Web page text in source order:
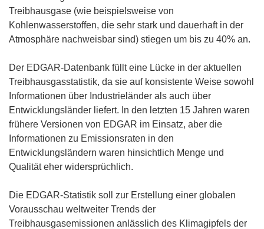
Treibhausgase (wie beispielsweise von
Kohlenwasserstoffen, die sehr stark und dauerhaft in der
Atmosphäre nachweisbar sind) stiegen um bis zu 40% an.
Der EDGAR-Datenbank füllt eine Lücke in der aktuellen
Treibhausgasstatistik, da sie auf konsistente Weise sowohl
Informationen über Industrieländer als auch über
Entwicklungsländer liefert. In den letzten 15 Jahren waren
frühere Versionen von EDGAR im Einsatz, aber die
Informationen zu Emissionsraten in den
Entwicklungsländern waren hinsichtlich Menge und
Qualität eher widersprüchlich.
Die EDGAR-Statistik soll zur Erstellung einer globalen
Vorausschau weltweiter Trends der
Treibhausgasemissionen anlässlich des Klimagipfels der